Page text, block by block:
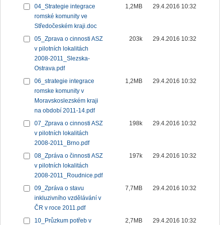
04_Strategie integrace
romské komunity ve
Středočeském kraji.doc
1,2MB 29.4.2016 10:32
05_Zprava o cinnosti ASZ
v pilotních lokalitách
2008-2011_Slezska-
Ostrava.pdf
203k 29.4.2016 10:32
06_strategie integrace
romske komunity v
Moravskoslezském kraji
na období 2011-14.pdf
1,2MB 29.4.2016 10:32
07_Zprava o cinnosti ASZ
v pilotních lokalitách
2008-2011_Brno.pdf
198k 29.4.2016 10:32
08_Zpráva o činnosti ASZ
v pilotních lokalitách
2008-2011_Roudnice.pdf
197k 29.4.2016 10:32
09_Zpráva o stavu
inkluzivního vzdělávání v
ČR v roce 2011.pdf
7,7MB 29.4.2016 10:32
10_Průzkum potřeb v
2,7MB 29.4.2016 10:32